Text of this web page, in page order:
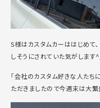
S様はカスタムカーははじめて
しそうにされていた気がします
「会社のカスタム好きな人たち
ただきましたので今週末は大繁盛